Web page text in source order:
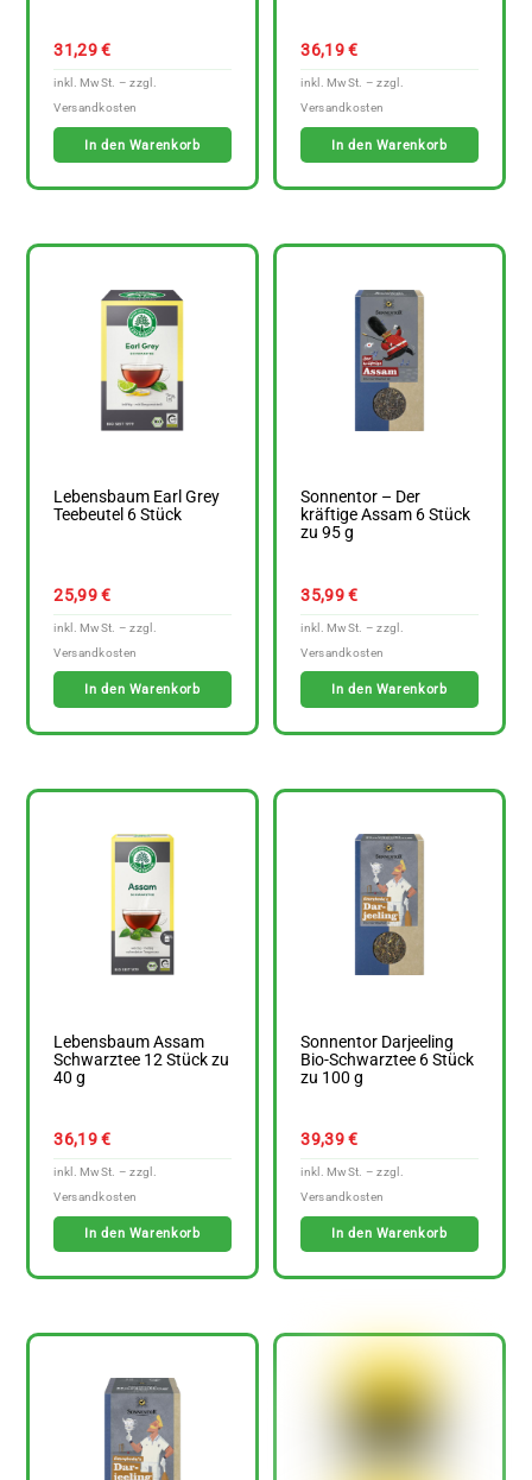
31,29€
In den Warenkorb
36,19€
In den Warenkorb
Lebensbaum Earl Grey
Teebeutel 6 Stück
25,99€
In den Warenkorb
Sonnentor – Der
kräftige Assam 6 Stück
zu 95 g
35,99€
In den Warenkorb
Lebensbaum Assam
Schwarztee 12 Stück zu
40 g
36,19€
In den Warenkorb
Sonnentor Darjeeling
Bio-Schwarztee 6 Stück
zu 100 g
39,39€
In den Warenkorb